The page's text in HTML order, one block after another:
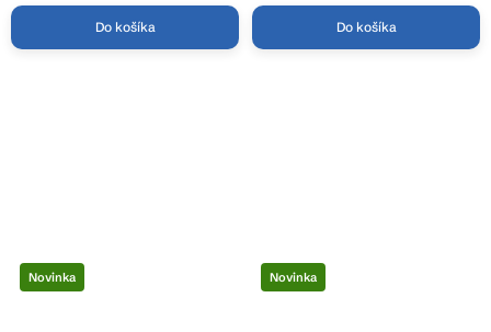
Do košíka Do košíka
Novinka Novinka